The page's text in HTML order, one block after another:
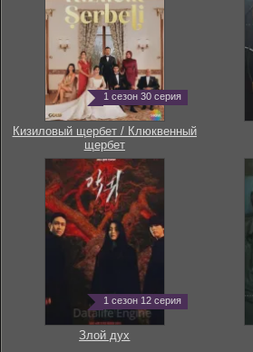
1 сезон 30 серия
Кизиловый щербет / Клюквенный
щербет
1 сезон 12 серия
Злой дух